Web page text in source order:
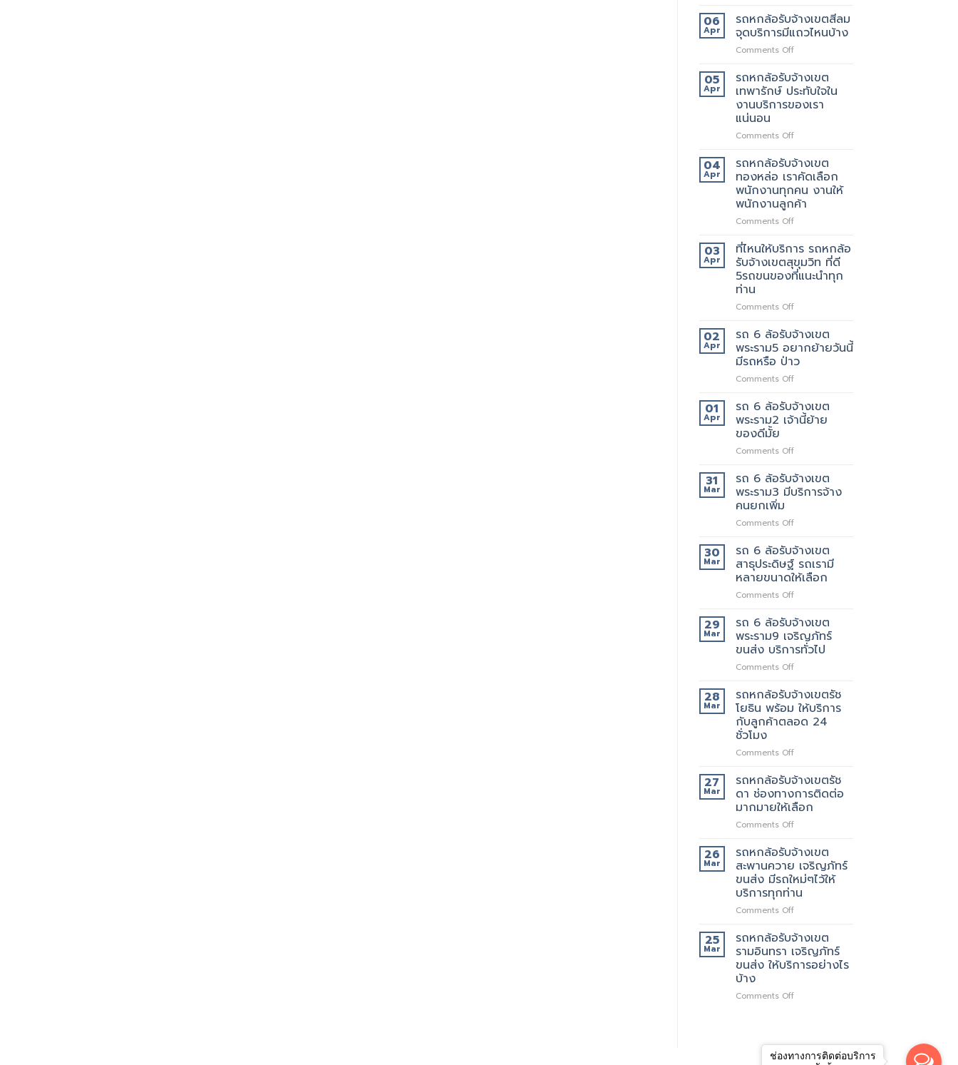
ย้าย
บ้าน
รับจ้าง
ขน
ราคา
ถูก
หก
ล้อ
รับจ้าง
เขต
กับ
วิธี
การ
ให้
มากมาย
06
Apr
รถหกล้อรับจ้างเขตสีลม
จุดบริการมีแถวไหนบ้าง
Comments Offon
หก
ล้อ
รับจ้าง
เขต
จุด
มี
แถว
ไหน
บ้าง
05
Apr
รถหกล้อรับจ้างเขต
เทพารักษ์ ประทับใจใน
งานบริการของเรา
แน่นอน
Comments Offon
หก
ล้อ
รับจ้าง
เขต
เทพารักษ์
ประทับ
ใน
งาน
บริการ
ของ
แน่นอน
04
Apr
รถหกล้อรับจ้างเขต
ทองหล่อ เราคัดเลือก
พนักงานทุกคน งานให้
พนักงานลูกค้า
Comments Offon
หก
ล้อ
รับจ้าง
เขต
เรา
เลือก
พนักงาน
ทุก
คน
งาน
พนักงาน
ลูกค้า
03
Apr
ที่ไหนให้บริการ รถหกล้อ
รับจ้างเขตสุขุมวิท ที่ดี
5รถขนของที่แนะนำทุก
ท่าน
Comments Offon
ให้
บริการ
รถ
หก
ล้อ
เขต
สุขุมวิท
ที่
5รถ
ของ
ที่
ท่าน
02
Apr
รถ 6 ล้อรับจ้างเขต
พระราม5 อยากย้ายวันนี้
มีรถหรือ ป่าว
Comments Offon
6
ล้อ
รับจ้าง
พระราม5
ย้าย
วัน
นี้
รถ
ป่าว
01
Apr
รถ 6 ล้อรับจ้างเขต
พระราม2 เจ้านี้ย้าย
ของดีมั้ย
Comments Offon
6
ล้อ
รับจ้าง
พระราม2
นี้
ย้าย
ของดี
มั้ย
31
Mar
รถ 6 ล้อรับจ้างเขต
พระราม3 มีบริการจ้าง
คนยกเพิ่ม
Comments Offon
6
ล้อ
รับจ้าง
เขต
พระราม3
บริการ
จ้าง
คน
ยก
เพิ่ม
30
Mar
รถ 6 ล้อรับจ้างเขต
สาธุประดิษฐ์ รถเรามี
หลายขนาดให้เลือก
Comments Offon
6
ล้อ
รับจ้าง
เขต
สาธุประดิษฐ์
เรา
มี
หลาย
ขนาด
เลือก
29
Mar
รถ 6 ล้อรับจ้างเขต
พระราม9 เจริญภัทร์
ขนส่ง บริการทั่วไป
Comments Offon
6
ล้อ
รับจ้าง
เขต
เจ
ภัทร์
ขนส่ง
บริการ
ทั่วไป
28
Mar
รถหกล้อรับจ้างเขตรัช
โยธิน พร้อม ให้บริการ
กับลูกค้าตลอด 24
ชั่วโมง
Comments Offon
หก
ล้อ
รับจ้าง
เขต
รัช
พร้อม
ให้
บริการ
กับ
ลูกค้า
ตลอด
ชั่วโมง
27
Mar
รถหกล้อรับจ้างเขตรัช
ดา ช่องทางการติดต่อ
มากมายให้เลือก
Comments Offon
หก
ล้อ
รับจ้าง
เขต
รัช
ดา
ทางการ
ติดต่อ
มากมาย
ให้
26
Mar
รถหกล้อรับจ้างเขต
สะพานควาย เจริญภัทร์
ขนส่ง มีรถใหม่ๆไว้ให้
บริการทุกท่าน
Comments Offon
หก
ล้อ
รับจ้าง
เขต
เจ
มี
รถ
25
Mar
รถหกล้อรับจ้างเขต
รามอินทรา เจริญภัทร์
ขนส่ง ให้บริการอย่างไร
บ้าง
Comments Offon
รับจ้าง
เขต
ช่องทางการติดต่อบริการ